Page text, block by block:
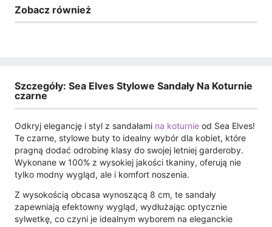
Zobacz również
Szczegóły: Sea Elves Stylowe Sandały Na Koturnie
czarne
Odkryj elegancję i styl z sandałami na koturnie od Sea Elves!
Te czarne, stylowe buty to idealny wybór dla kobiet, które
pragną dodać odrobinę klasy do swojej letniej garderoby.
Wykonane w 100% z wysokiej jakości tkaniny, oferują nie
tylko modny wygląd, ale i komfort noszenia.
Z wysokością obcasa wynoszącą 8 cm, te sandały
zapewniają efektowny wygląd, wydłużając optycznie
sylwetkę, co czyni je idealnym wyborem na eleganckie